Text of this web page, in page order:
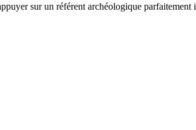
sur un référent archéologique parfaitement